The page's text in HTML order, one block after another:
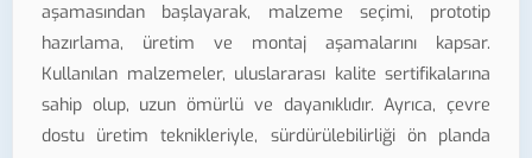
aşamasından başlayarak, malzeme seçimi, prototip
hazırlama, üretim ve montaj aşamalarını kapsar.
Kullanılan malzemeler, uluslararası kalite sertifikalarına
sahip olup, uzun ömürlü ve dayanıklıdır. Ayrıca, çevre
dostu üretim teknikleriyle, sürdürülebilirliği ön planda